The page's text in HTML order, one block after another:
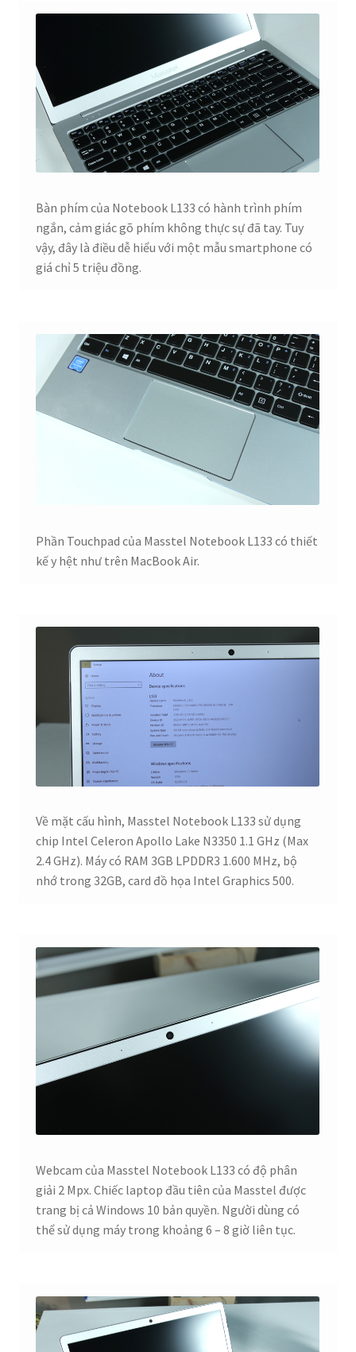
Bàn phím của Notebook L133 có hành trình phím
ngắn, cảm giác gõ phím không thực sự đã tay. Tuy
vậy, đây là điều dễ hiểu với một mẫu smartphone có
giá chỉ 5 triệu đồng.
Phần Touchpad của Masstel Notebook L133 có thiết
kế y hệt như trên MacBook Air.
Về mặt cấu hình, Masstel Notebook L133 sử dụng
chip Intel Celeron Apollo Lake N3350 1.1 GHz (Max
2.4 GHz). Máy có RAM 3GB LPDDR3 1.600 MHz, bộ
nhớ trong 32GB, card đồ họa Intel Graphics 500.
Webcam của Masstel Notebook L133 có độ phân
giải 2 Mpx. Chiếc laptop đầu tiên của Masstel được
trang bị cả Windows 10 bản quyền. Người dùng có
thể sử dụng máy trong khoảng 6 – 8 giờ liên tục.